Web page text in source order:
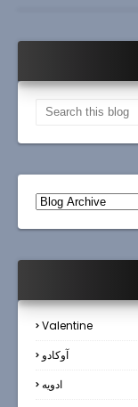
Valentine
آوکادو
ادويه